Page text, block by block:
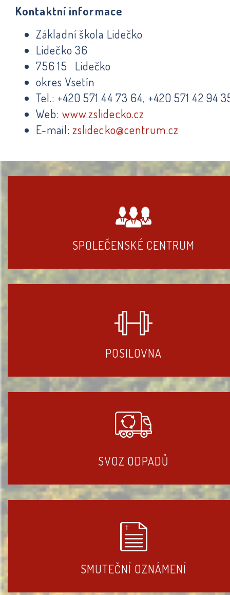
Kontaktní informace
Základní škola Lidečko
Lidečko 36
756 15 Lidečko
okres Vsetín
Tel.: +420 571 44 73 64, +420 571 42 94
Web: www.zslidecko.cz
E-mail: zslidecko@centrum.cz
SPOLEČENSKÉ CENTRUM
POSILOVNA
SVOZ ODPADŮ
SMUTEČNÍ OZNÁMENÍ